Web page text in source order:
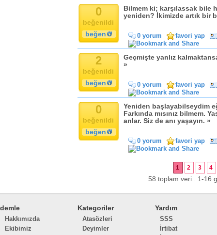
0
beğenildi
beğen
Bilmem ki; karşılassak bile
yeniden? İkimizde artık bir
0 yorum favori yap
2
beğenildi
beğen
Geçmişte yanlız
»
0 yorum favori yap
0
beğenildi
beğen
Yeniden başlayabilseydim
Farkında mısınız bilmem.
anlar. Siz de anı yaşayın. »
0 yorum favori yap
1 2 3 4
58 toplam veri.. 1-16
demle
Hakkımızda
Ekibimiz
Kategoriler
Atasözleri
Deyimler
Yardım
SSS
İrtibat